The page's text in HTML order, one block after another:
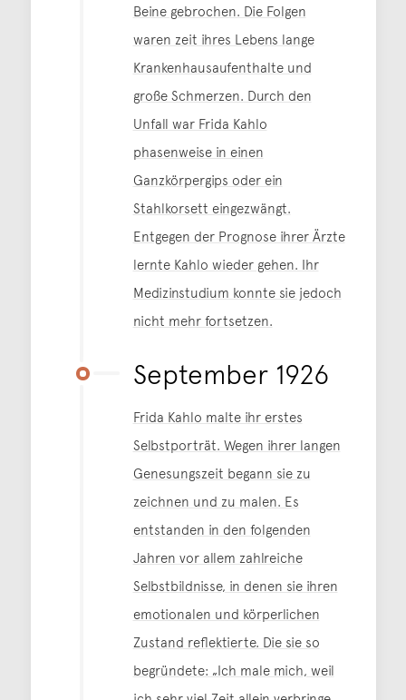
Beine gebrochen. Die Folgen
waren zeit ihres Lebens lange
Krankenhausaufenthalte und
große Schmerzen. Durch den
Unfall war Frida Kahlo
phasenweise in einen
Ganzkörpergips oder ein
Stahlkorsett eingezwängt.
Entgegen der Prognose ihrer Ärzte
lernte Kahlo wieder gehen. Ihr
Medizinstudium konnte sie jedoch
nicht mehr fortsetzen.
September 1926
Frida Kahlo malte ihr erstes
Selbstporträt. Wegen ihrer langen
Genesungszeit begann sie zu
zeichnen und zu malen. Es
entstanden in den folgenden
Jahren vor allem zahlreiche
Selbstbildnisse, in denen sie ihren
emotionalen und körperlichen
Zustand reflektierte. Die sie so
begründete: „Ich male mich, weil